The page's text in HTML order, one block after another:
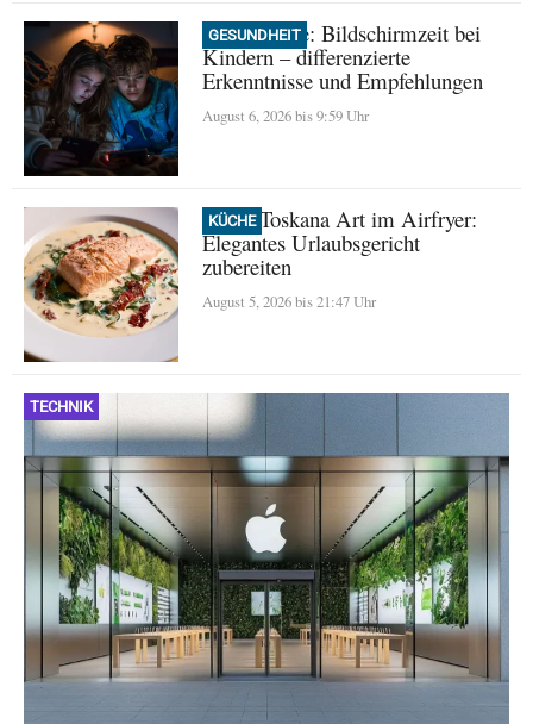
GESUNDHEIT
Neue Studie: Bildschirmzeit bei
Kindern – differenzierte
Erkenntnisse und Empfehlungen
August 6, 2026 bis 9:59 Uhr
KÜCHE
Lachs Toskana Art im Airfryer:
Elegantes Urlaubsgericht
zubereiten
August 5, 2026 bis 21:47 Uhr
TECHNIK